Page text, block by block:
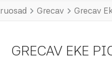
Grecav Grecav
GRECAV EKE